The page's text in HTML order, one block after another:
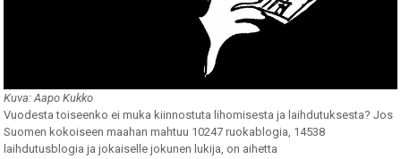
Kuva: Aapo Kukko
Vuodesta toiseenko ei muka kiinnostuta lihomisesta ja laihdutuksesta? Jos
Suomen kokoiseen maahan mahtuu 10247 ruokablogia, 14538
laihdutusblogia ja jokaiselle jokunen lukija, on aihetta